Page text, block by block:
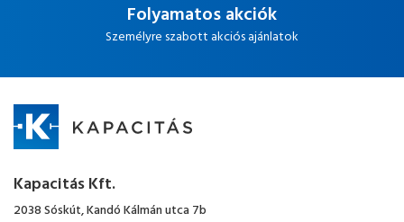
Folyamatos akciók
Személyre szabott akciós ajánlatok
Kapacitás Kft.
2038 Sóskút, Kandó Kálmán utca 7b